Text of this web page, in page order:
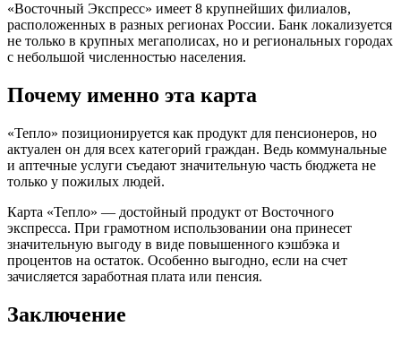
«Восточный Экспресс» имеет 8 крупнейших филиалов,
расположенных в разных регионах России. Банк локализуется
не только в крупных мегаполисах, но и региональных городах
с небольшой численностью населения.
Почему именно эта карта
«Тепло» позиционируется как продукт для пенсионеров, но
актуален он для всех категорий граждан. Ведь коммунальные
и аптечные услуги съедают значительную часть бюджета не
только у пожилых людей.
Карта «Тепло» — достойный продукт от Восточного
экспресса. При грамотном использовании она принесет
значительную выгоду в виде повышенного кэшбэка и
процентов на остаток. Особенно выгодно, если на счет
зачисляется заработная плата или пенсия.
Заключение